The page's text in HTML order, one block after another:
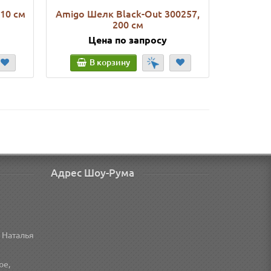
см
Amigo Шелк Black-Out 300257,
200 см
Цена по запросу
В корзину
Адрес Шоу-Рума